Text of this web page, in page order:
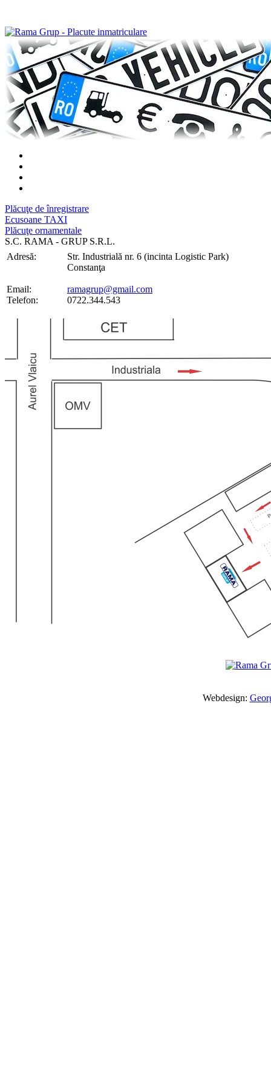
Plăcuţe de înregistrare
Ecusoane TAXI
Plăcuţe ornamentale
S.C. RAMA - GRUP S.R.L.
Adresă:
Str. Industrială nr. 6 (incinta Logistic Park)
Constanţa
Email:
ramagrup@gmail.com
Telefon:
0722.344.543
Webdesign: